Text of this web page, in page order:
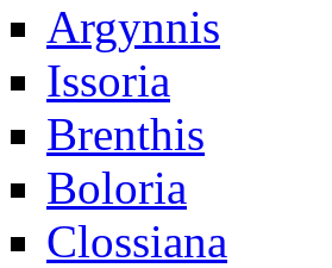
Argynnis
Issoria
Brenthis
Boloria
Clossiana